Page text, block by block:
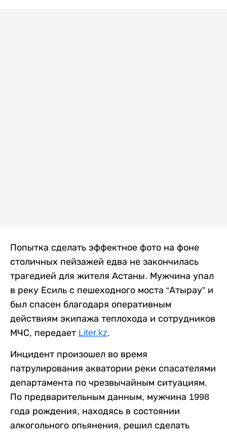
Попытка сделать эффектное фото на фоне
столичных пейзажей едва не закончилась
трагедией для жителя Астаны. Мужчина упал
в реку Есиль с пешеходного моста “Атырау” и
был спасен благодаря оперативным
действиям экипажа теплохода и сотрудников
МЧС, передает Liter.kz.
Инцидент произошел во время
патрулирования акватории реки спасателями
департамента по чрезвычайным ситуациям.
По предварительным данным, мужчина 1998
года рождения, находясь в состоянии
алкогольного опьянения, решил сделать